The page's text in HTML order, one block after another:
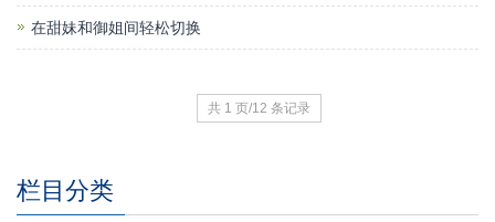
在甜妹和御姐间轻松切换
共 1 页/12 条记录
栏目分类